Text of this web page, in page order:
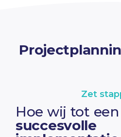
Zet
Hoe wij tot een
succesvolle